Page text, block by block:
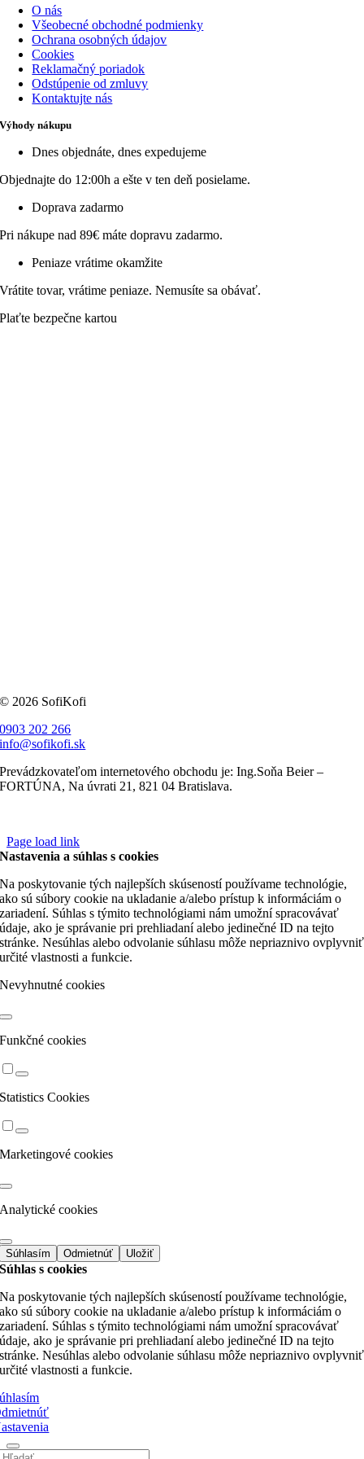
O nás
Všeobecné obchodné podmienky
Ochrana osobných údajov
Cookies
Reklamačný poriadok
Odstúpenie od zmluvy
Kontaktujte nás
Výhody nákupu
Dnes objednáte, dnes expedujeme
Objednajte do 12:00h a ešte v ten deň posielame.
Doprava zadarmo
Pri nákupe nad 89€ máte dopravu zadarmo.
Peniaze vrátime okamžite
Vrátite tovar, vrátime peniaze. Nemusíte sa obávať.
Plaťte bezpečne kartou
© 2026 SofiKofi
0903 202 266
info@sofikofi.sk
Prevádzkovateľom internetového obchodu je: Ing.Soňa Beier –
FORTÚNA, Na úvrati 21, 821 04 Bratislava.
Page load link
Nastavenia a súhlas s cookies
Na poskytovanie tých najlepších skúseností používame technológie,
ako sú súbory cookie na ukladanie a/alebo prístup k informáciám o
zariadení. Súhlas s týmito technológiami nám umožní spracovávať
údaje, ako je správanie pri prehliadaní alebo jedinečné ID na tejto
stránke. Nesúhlas alebo odvolanie súhlasu môže nepriaznivo ovplyvniť
určité vlastnosti a funkcie.
Nevyhnutné cookies
Funkčné cookies
Statistics Cookies
Marketingové cookies
Analytické cookies
Súhlasím Odmietnúť Uložiť
Súhlas s cookies
Na poskytovanie tých najlepších skúseností používame technológie,
ako sú súbory cookie na ukladanie a/alebo prístup k informáciám o
zariadení. Súhlas s týmito technológiami nám umožní spracovávať
údaje, ako je správanie pri prehliadaní alebo jedinečné ID na tejto
stránke. Nesúhlas alebo odvolanie súhlasu môže nepriaznivo ovplyvniť
určité vlastnosti a funkcie.